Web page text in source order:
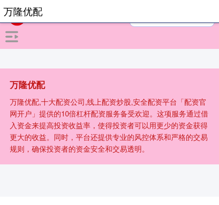
万隆优配
万隆优配,十大配资公司,线上配资炒股,安全配资平台「配资官
网开户」提供的10倍杠杆配资服务备受欢迎。这项服务通过借
入资金来提高投资收益率，使得投资者可以用更少的资金获得
更大的收益。同时，平台还提供专业的风控体系和严格的交易
规则，确保投资者的资金安全和交易透明。
万隆优配